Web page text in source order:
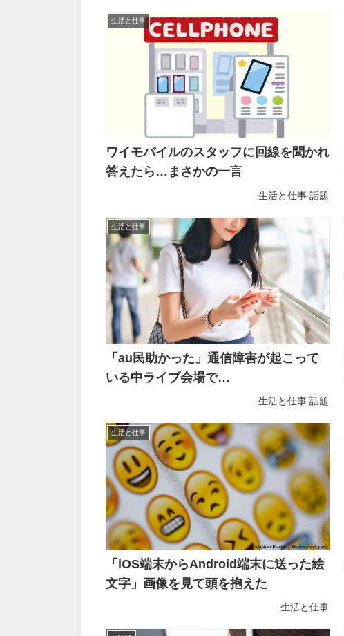
生活と仕事
ワイモバイルのスタッフに回線を聞かれ
答えたら…まさかの一言
生活と仕事 話題
生活と仕事
「au民助かった」通信障害が起こって
いる中ライブ会場で…
生活と仕事 話題
生活と仕事
「iOS端末からAndroid端末に送った絵
文字」画像を見て頭を抱えた
生活と仕事